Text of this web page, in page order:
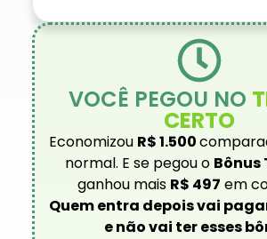
VOCÊ PEGOU NO
CERTO
Economizou R$ 1.500
normal. E se pegou o Bônus
ganhou mais R$ 497 em
Quem entra depois vai
e não vai ter esses